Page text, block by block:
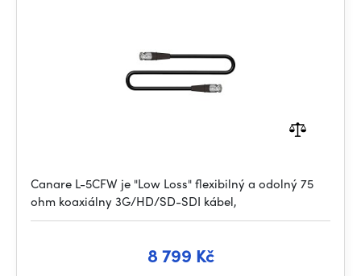
Canare L-5CFW je "Low Loss" flexibilný a odolný 75
ohm koaxiálny 3G/HD/SD-SDI kábel,
8 799 Kč